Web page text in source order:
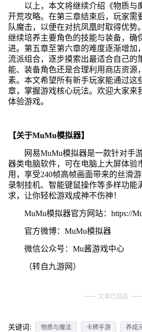
以上，本文将继续介绍《物质与
开荒攻略。在第三章结束后，玩家需
队魔击，以便在对抗凤凰时取得优势
继续培养主要角色的技能与装备，确
进。第五章至第六章的难度逐渐增加
流派组合，逐步摸索出最适合自己的
能、装备角色还是合理利用商店资源
素。本文希望所有新手玩家能通过这
章，掌握游戏核心玩法。欢迎大家来
体验游戏。
【关于MuMu模拟器】
网易MuMu模拟器是一款针对手
器类电脑软件，可在电脑上大屏体验
用，享受240帧高帧画面带来的丝滑
录制挂机、智能键鼠操作等多样功能
求，让你轻松游戏成神不伤神！
MuMu模拟器官方网站：https://
官方微博：MuMu模拟器
微信公众号：Mu酱游戏中心
（转自九游网）
文章已到底
关键词: 物质与魔法 卡牌手游 养成